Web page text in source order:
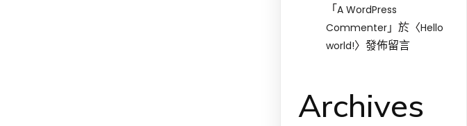
「A WordPress
Commenter 」於〈Hello
world!〉發佈留言
Archives